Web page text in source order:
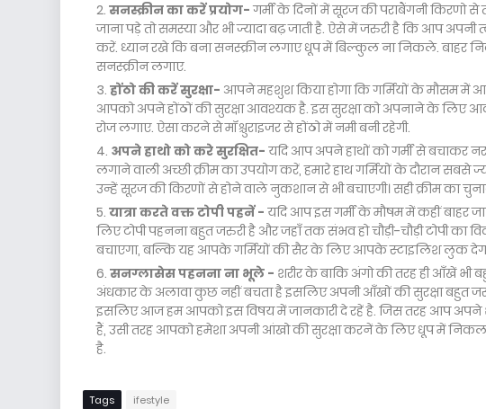
सनस्क्रीन का करें प्रयोग- गर्मी के दिनों में सूरज की पराबैंगनी किरणो
जाना पड़े तो समस्या और भी ज्यादा बढ़ जाती है. ऐसे में जरुरी है कि आप
करें. ध्यान रखे कि बना सनस्क्रीन लगाए धूप में बिल्कुल ना निकले. बाहर
सनस्क्रीन लगाए.
होंठो की करें सुरक्षा- आपने महशुश किया होगा कि गर्मियों के मौसम में
आपको अपने होंठों की सुरक्षा आवश्यक है. इस सुरक्षा को अपनाने के लिए
रोज लगाए. ऐसा करने से मॉश्चुराइजर से होंठो में नमी बनी रहेगी.
अपने हाथो को करे सुरक्षित- यदि आप अपने हाथों को गर्मी से बचाकर
लगाने वाली अच्छी क्रीम का उपयोग करें, हमारे हाथ गर्मियों के दौरान सबसे
उन्हें सूरज की किरणों से होने वाले नुकशान से भी बचाएगी। सही क्रीम का
यात्रा करते वक्त टोपी पहनें - यदि आप इस गर्मी के मौषम में कहीं बाहर
लिए टोपी पहनना बहुत जरुरी है और जहाँ तक संभव हो चौड़ी-चौड़ी टोपी
बचाएगा, बल्कि यह आपके गर्मियों की सैर के लिए आपके स्टाइलिश लुक
सनग्लासेस पहनना ना भूले - शरीर के बाकि अंगो की तरह ही आँखें भी
अंधकार के अलावा कुछ नहीं बचता है इसलिए अपनी आँखों की सुरक्षा बहुत
इसलिए आज हम आपको इस विषय में जानकारी दे रहें है. जिस तरह आप
हैं, उसी तरह आपको हमेशा अपनी आंखो की सुरक्षा करनें के लिए धूप में
है.
Tags ifestyle